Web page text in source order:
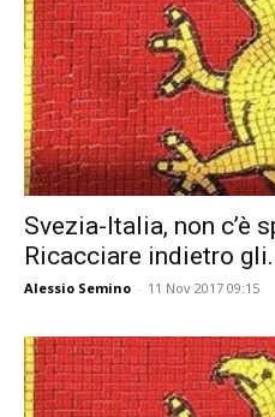
Svezia-Italia, non c’è
Ricacciare indietro
Alessio Semino - 11 Nov 2017 09:15